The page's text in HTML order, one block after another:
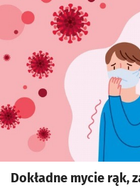
Dokładne mycie rąk,